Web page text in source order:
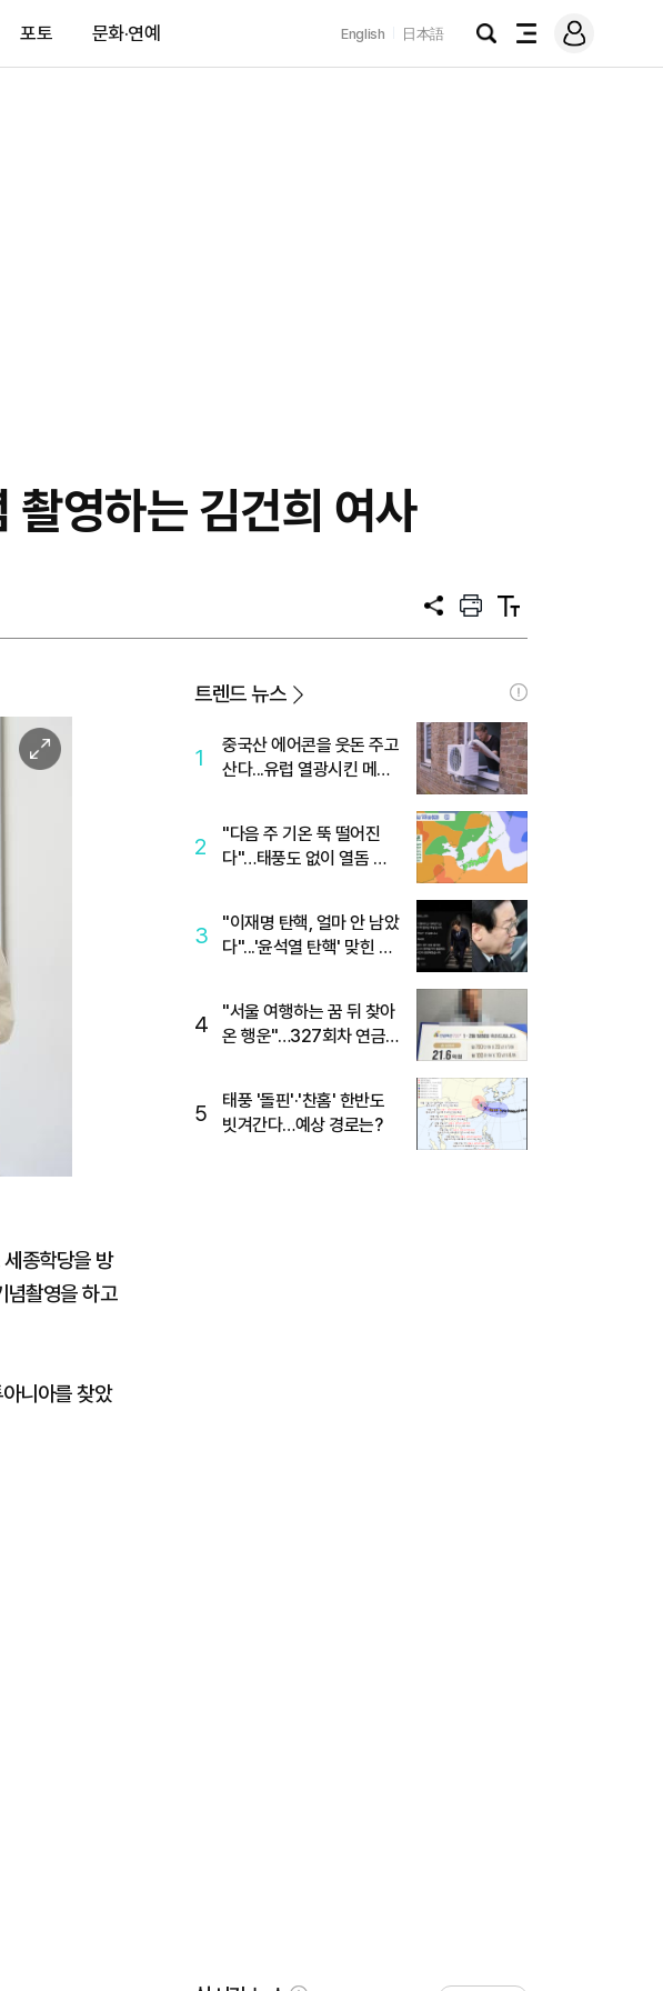
포토 문화·연예 English 日本語
검
전
메
그
영하는 김건희 여사
공
프
트
텍
트
이
미
종학당을 방
촬영을 하고
니아를 찾았
트렌드 뉴스
1
중국산 에어콘을 웃돈 주고
산다...유럽 열광시킨 메이
2
"다음 주 기온 뚝 떨어진
다"…태풍도 없이 열돔 박
3
"이재명 탄핵, 얼마 안 남았
다"...'윤석열 탄핵' 맞힌 무
4
"서울 여행하는 꿈 뒤 찾아
온 행운"…327회차 연금
5
태풍 '돌핀'·'찬홈' 한반도
빗겨간다…예상 경로는?